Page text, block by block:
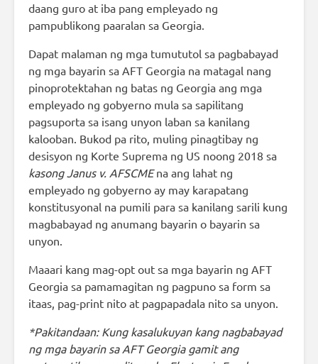
daang guro at iba pang empleyado ng
pampublikong paaralan sa Georgia.
Dapat malaman ng mga tumututol sa pagbabayad
ng mga bayarin sa AFT Georgia na matagal nang
pinoprotektahan ng batas ng Georgia ang mga
empleyado ng gobyerno mula sa sapilitang
pagsuporta sa isang unyon laban sa kanilang
kalooban. Bukod pa rito, muling pinagtibay ng
desisyon ng Korte Suprema ng US noong 2018 sa
kasong Janus v. AFSCMEna ang lahat ng
empleyado ng gobyerno ay may karapatang
konstitusyonal na pumili para sa kanilang sarili kung
magbabayad ng anumang bayarin o bayarin sa
unyon.
Maaari kang mag-opt out sa mga bayarin ng AFT
Georgia sa pamamagitan ng pagpuno sa form sa
itaas, pag-print nito at pagpapadala nito sa unyon.
*Pakitandaan: Kung kasalukuyan kang nagbabayad
ng mga bayarin sa AFT Georgia gamit ang